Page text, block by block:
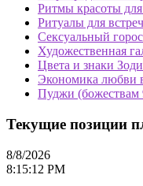
Ритмы красоты
Ритуалы для
Сексуальный
Художественная
Цвета и знаки
Экономика любви
Пуджи (божествам
Текущие позиции
8/8/2026
8:15:12 PM